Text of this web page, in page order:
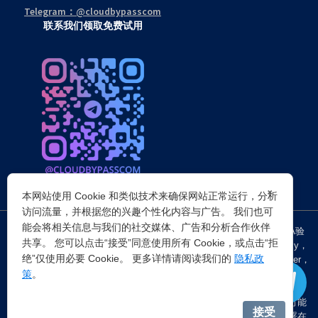
Telegram：@cloudbypasscom
联系我们领取免费试用
突破所有反Anti-bot机器人检查，轻松绕过cloudflare验证、CAPTCHA验
证，WAF，CC防护和Cloudflare爬虫验证，并提供了HTTP API和Proxy，
包括接口地址、请求参数、返回处理；以及 Cloudflare反爬虫设置Referer，
，在中国大陆IP环境下直连时可能
×
本网站使用 Cookie 和类似技术来确保网站正常运行，分析
访问流量，并根据您的兴趣个性化内容与广告。 我们也可
能会将相关信息与我们的社交媒体、广告和分析合作伙伴
共享。 您可以点击“接受”同意使用所有 Cookie，或点击“拒
绝”仅使用必要 Cookie。 更多详情请阅读我们的 隐私政
策。
接受